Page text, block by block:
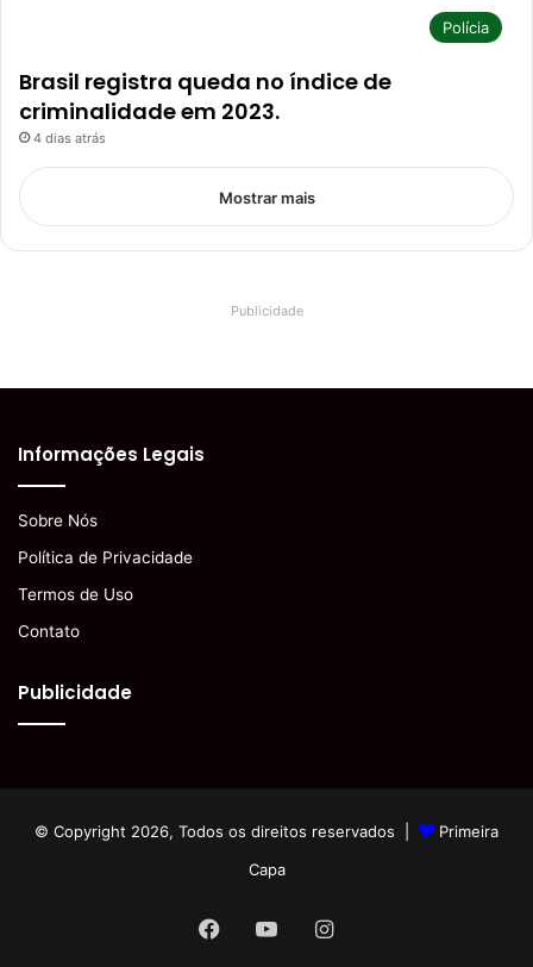
Polícia
Brasil registra queda no índice de
criminalidade em 2023.
4 dias atrás
Mostrar mais
Publicidade
Informações Legais
Sobre Nós
Política de Privacidade
Termos de Uso
Contato
Publicidade
© Copyright 2026, Todos os direitos reservados |
Primeira
Capa
Facebook
YouTubeInstagram